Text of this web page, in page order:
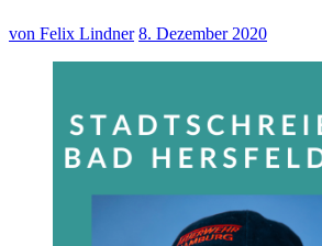
von Felix Lindner 8. Dezember 2020